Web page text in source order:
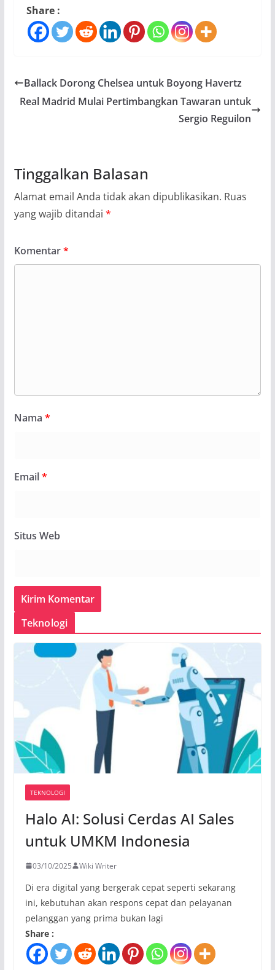
Share :
Ballack Dorong Chelsea untuk Boyong Havertz
Real Madrid Mulai Pertimbangkan Tawaran untuk
Sergio Reguilon
Tinggalkan Balasan
Alamat email Anda tidak akan dipublikasikan. Ruas
yang wajib ditandai *
Komentar*
Nama *
Email*
Situs Web
Teknologi
TEKNOLOGI
Halo AI: Solusi Cerdas AI Sales
untuk UMKM Indonesia
03/10/2025 Wiki Writer
Di era digital yang bergerak cepat seperti sekarang
ini, kebutuhan akan respons cepat dan pelayanan
pelanggan yang prima bukan lagi
Share :